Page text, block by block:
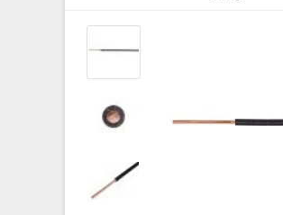
Gniazda i łączniki
Oprawy oświetleniowe